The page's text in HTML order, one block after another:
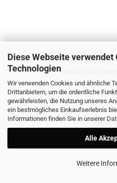
Diese Webseite verwendet
Technologien
Wir verwenden Cookies und ähnliche
Drittanbietern, um die ordentliche
gewährleisten, die Nutzung unseres
ein bestmögliches Einkaufserlebnis
Informationen finden Sie in unserer
Alle
Weitere
Motul 300V
54,90
27,45 EUR